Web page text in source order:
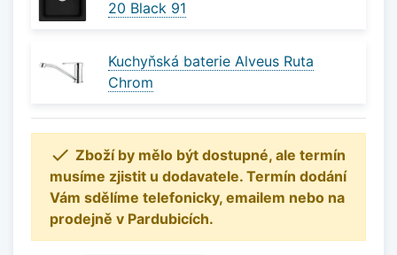
20 Black 91
Kuchyňská baterie Alveus Ruta
Chrom
 Zboží by mělo být dostupné, ale termín
musíme zjistit u dodavatele. Termín dodání
Vám sdělíme telefonicky, emailem nebo na
prodejně v Pardubicích.